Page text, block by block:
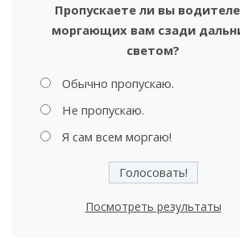
Пропускаете ли вы
моргающих вам сзади
светом?
Обычно пропускаю.
Не пропускаю.
Я сам всем моргаю!
Посмотреть результаты